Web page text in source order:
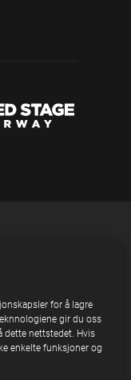
for å lagre
gir du oss
dette nettstedet. Hvis
enkelte funksjoner og